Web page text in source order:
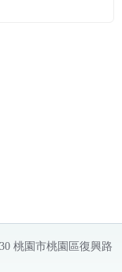
桃園市桃園區復興路